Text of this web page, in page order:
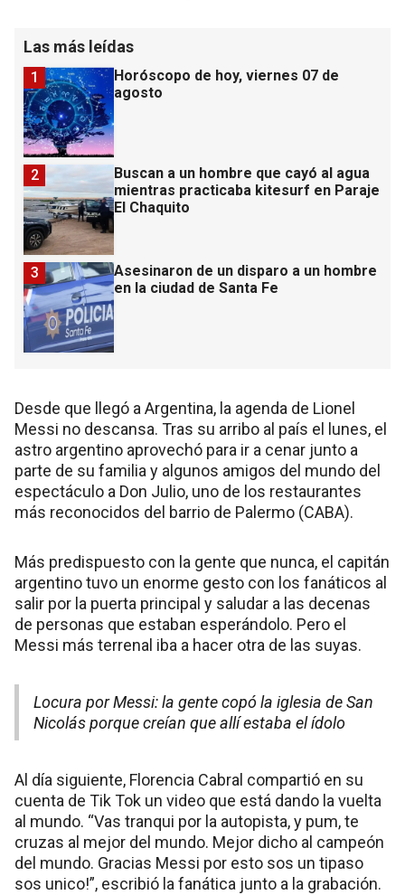
Las más leídas
Horóscopo de hoy, viernes 07 de
agosto
1
Buscan a un hombre que cayó al agua
mientras practicaba kitesurf en Paraje
El Chaquito
2
Asesinaron de un disparo a un hombre
en la ciudad de Santa Fe
3
Desde que llegó a Argentina, la agenda de Lionel
Messi no descansa. Tras su arribo al país el lunes, el
astro argentino aprovechó para ir a cenar junto a
parte de su familia y algunos amigos del mundo del
espectáculo a Don Julio, uno de los restaurantes
más reconocidos del barrio de Palermo (CABA).
Más predispuesto con la gente que nunca, el capitán
argentino tuvo un enorme gesto con los fanáticos al
salir por la puerta principal y saludar a las decenas
de personas que estaban esperándolo. Pero el
Messi más terrenal iba a hacer otra de las suyas.
Locura por Messi: la gente copó la iglesia de San
Nicolás porque creían que allí estaba el ídolo
Al día siguiente, Florencia Cabral compartió en su
cuenta de Tik Tok un video que está dando la vuelta
al mundo. “Vas tranqui por la autopista, y pum, te
cruzas al mejor del mundo. Mejor dicho al campeón
del mundo. Gracias Messi por esto sos un tipaso
sos unico!”, escribió la fanática junto a la grabación.